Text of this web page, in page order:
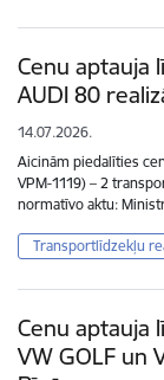
Cenu aptauja
AUDI 80
14.07.2026.
Aicinām piedalīties
VPM-1119) – 2
normatīvo aktu:
Transportlīdzekļu
Cenu aptauja
VW GOLF un